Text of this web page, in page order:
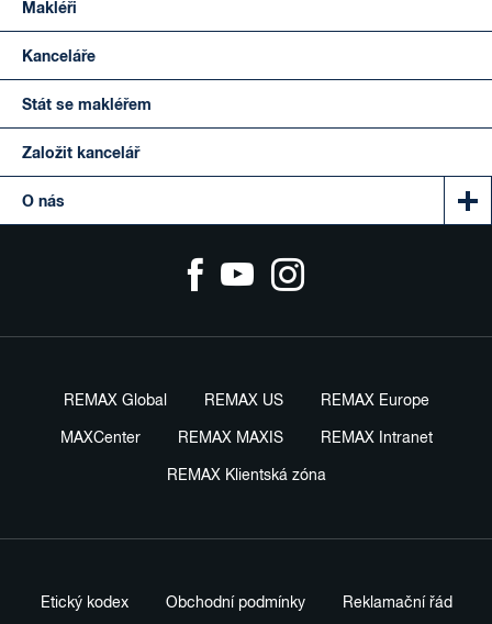
Makléři
Kanceláře
Stát se makléřem
Založit kancelář
O nás
REMAX Global REMAX US REMAX Europe
MAXCenter REMAX MAXIS REMAX Intranet
REMAX Klientská zóna
Etický kodex Obchodní podmínky Reklamační řád